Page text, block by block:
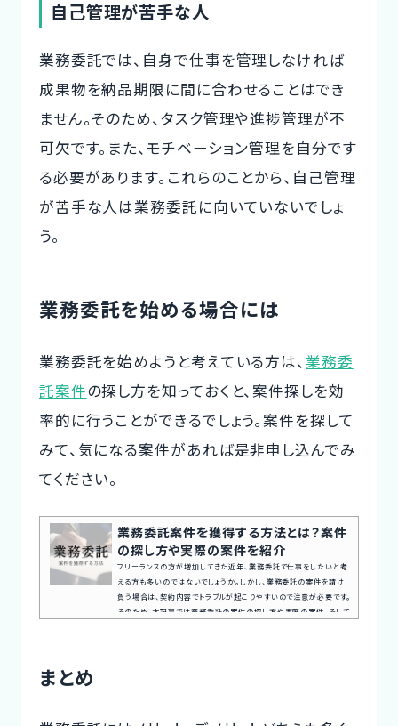
自己管理が苦手な人
業務委託では、自身で仕事を管理しなければ
成果物を納品期限に間に合わせることはでき
ません。そのため、タスク管理や進捗管理が不
可欠です。また、モチベーション管理を自分です
る必要があります。これらのことから、自己管理
が苦手な人は業務委託に向いていないでしょ
う。
業務委託を始める場合には
業務委託を始めようと考えている方は、業務委
託案件の探し方を知っておくと、案件探しを効
率的に行うことができるでしょう。案件を探して
みて、気になる案件があれば是非申し込んでみ
てください。
業務委託案件を獲得する方法とは？案件
の探し方や実際の案件を紹介
フリーランスの方が増加してきた近年、業務委託で仕事をしたいと考
える方も多いのではないでしょうか。しかし、業務委託の案件を請け
負う場合は、契約内容でトラブルが起こりやすいので注意が必要です。
そのため、本記事では業務委託の案件の探し方や実際の案件、そして
まとめ